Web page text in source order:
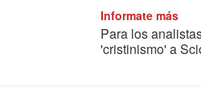
Informate más
Para los
'cristinismo' a